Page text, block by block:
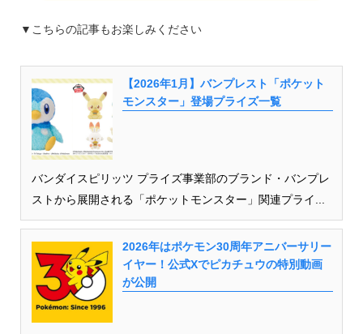
▼こちらの記事もお楽しみください
【2026年1月】バンプレスト「ポケット
モンスター」登場プライズ一覧
バンダイスピリッツ プライズ事業部のブランド・バンプレ
ストから展開される「ポケットモンスター」関連プライ...
2026年はポケモン30周年アニバーサリー
イヤー！公式Xでピカチュウの特別動画
が公開